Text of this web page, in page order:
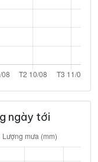
ngày tới